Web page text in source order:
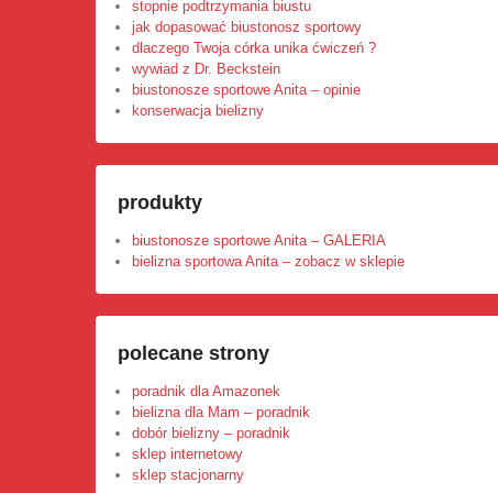
stopnie podtrzymania biustu
jak dopasować biustonosz sportowy
dlaczego Twoja córka unika ćwiczeń ?
wywiad z Dr. Beckstein
biustonosze sportowe Anita – opinie
konserwacja bielizny
produkty
biustonosze sportowe Anita – GALERIA
bielizna sportowa Anita – zobacz w sklepie
polecane strony
poradnik dla Amazonek
bielizna dla Mam – poradnik
dobór bielizny – poradnik
sklep internetowy
sklep stacjonarny